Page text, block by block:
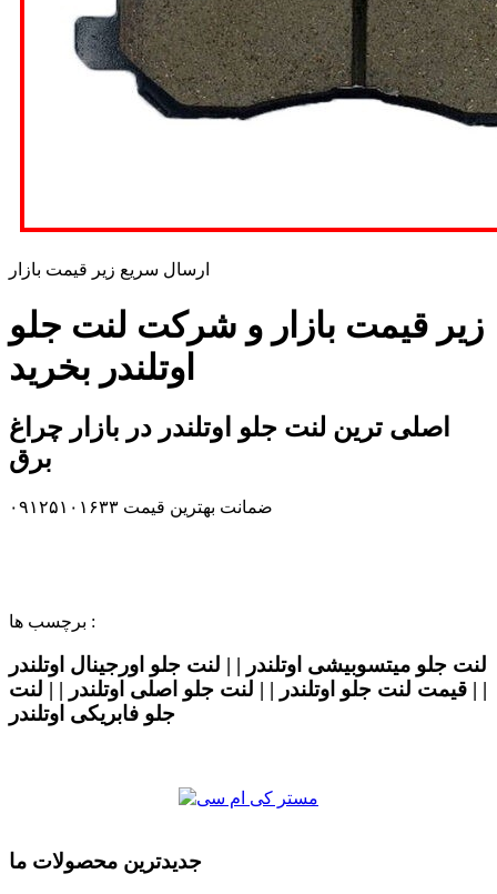
ارسال سریع زیر قیمت بازار
زیر قیمت بازار و شرکت لنت جلو
اوتلندر بخرید
اصلی ترین لنت جلو اوتلندر در بازار چراغ
برق
ضمانت بهترین قیمت ۰۹۱۲۵۱۰۱۶۳۳
برچسب ها :
لنت جلو میتسوبیشی اوتلندر | | لنت جلو اورجینال اوتلندر
| | قیمت لنت جلو اوتلندر | | لنت جلو اصلی اوتلندر | | لنت
جلو فابریکی اوتلندر
جدیدترین محصولات ما